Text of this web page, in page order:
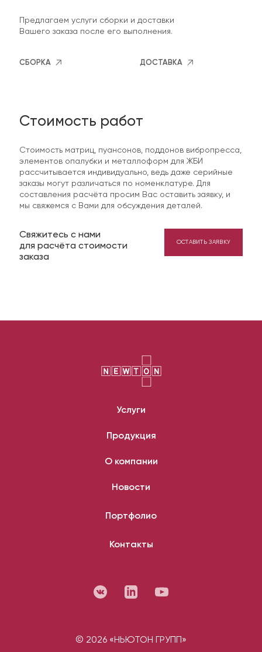
Предлагаем услуги сборки и доставки
Вашего заказа после его выполнения.
СБОРКА ДОСТАВКА
Стоимость работ
Стоимость матриц, пуансонов, поддонов вибропресса,
элементов опалубки и металлоформ для ЖБИ
рассчитывается индивидуально, ведь даже серийные
заказы могут различаться по номенклатуре. Для
составления расчёта просим Вас оставить заявку, и
мы свяжемся с Вами для обсуждения деталей.
Свяжитесь с нами
для расчёта стоимости
заказа
ОСТАВИТЬ ЗАЯВКУ
Услуги
Продукция
О компании
Новости
Портфолио
Контакты
© 2026 «НЬЮТОН ГРУПП»